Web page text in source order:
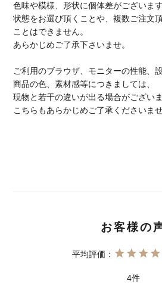
色味や模様、形状に個体差がございま
状態をお選び頂くことや、複数ご注文
ことはできません。
あらかじめご了承下さいませ。
ご利用のブラウザ、モニターの性能、
商品の色、素材感等につきましては、
現物と若干の違いが出る場合がございま
こちらもあらかじめご了承くださいませ
4